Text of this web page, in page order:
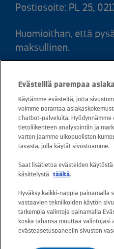
Postiosoite: PL 25,
Huomioithan, että
maksullinen.
snt/puhelu + 16,69
Asiakaspalvelu: 0800
avoinna arkisin ma -
sähköposti:
yhteystiedoissa toisin
Tietosuoja
Evästeillä parempaa
Käytämme evästeitä, jotta
voimme parantaa
chatbot-palveluita. Hyödynnämme
tietoliikenteen analysointiin ja
varten jaamme ulkopuolisten
tavasta, jolla käytät sivustoamme.
Saat lisätietoa evästeiden
käsittelystä
täältä.
Hyväksy kaikki-nappia painamalla
vastaavien tekniikoiden käytön
tarkempia valintoja painamalla
koska tahansa muuttaa valintojasi
evästeasetuspaneelin sivuston